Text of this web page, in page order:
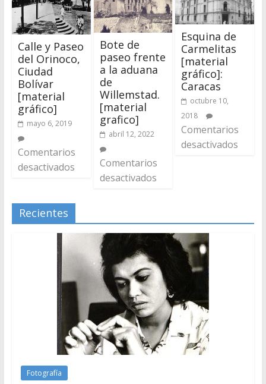
Calle y Paseo
del Orinoco,
Ciudad
Bolívar
[material
gráfico]
mayo 6, 2019
Comentarios
desactivados
Bote de
paseo frente
a la aduana
de
Willemstad.
[material
grafico]
abril 12, 2022
Comentarios
desactivados
Esquina de
Carmelitas
[material
gráfico]:
Caracas
octubre 10,
2018
Comentarios
desactivados
Recientes
Fotografía